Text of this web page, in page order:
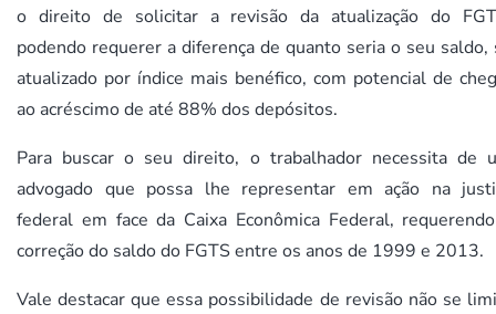
o direito de solicitar a revisão da atualização do
podendo requerer a diferença de quanto seria o seu saldo,
atualizado por índice mais benéfico, com potencial de
ao acréscimo de até 88% dos depósitos.
Para buscar o seu direito, o trabalhador necessita de
advogado que possa lhe representar em ação na
federal em face da Caixa Econômica Federal,
correção do saldo do FGTS entre os anos de 1999 e 2013.
Vale destacar que essa possibilidade de revisão não se